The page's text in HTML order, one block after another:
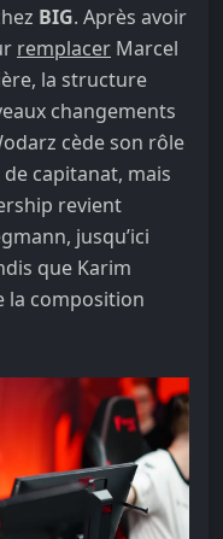
BIG. Après avoir
remplacer Marcel
la structure
changements
cède son rôle
capitanat, mais
revient
jusqu’ici
que Karim
la composition